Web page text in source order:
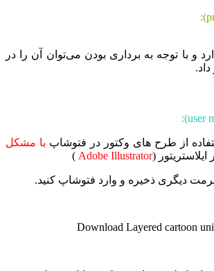
و با توجه به برداری بودن می‌توان آن را در
از طرح های وکتور در فتوشاپ با مشکل
ایلاستریتور (Adobe Illustrator
)
دیگری ذخیره و وارد فتوشاپ کنید.
Download Layered cartoon